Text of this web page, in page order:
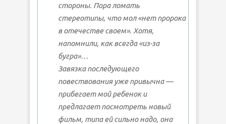
стороны. Пора ломать
стереотипы, что мол «нет пророка
в отечестве своем». Хотя,
напомнили, как всегда «из-за
бугра»…
Завязка последующего
повествования уже привычна —
прибегает мой ребенок и
предлагает посмотреть новый
фильм, типа ей сильно надо, она